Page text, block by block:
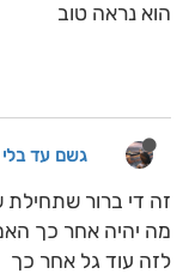
הוא נראה טוב
גשם עד בלי
זה די ברור
מה יהיה אחר כך
לזה עוד גל אחר כך